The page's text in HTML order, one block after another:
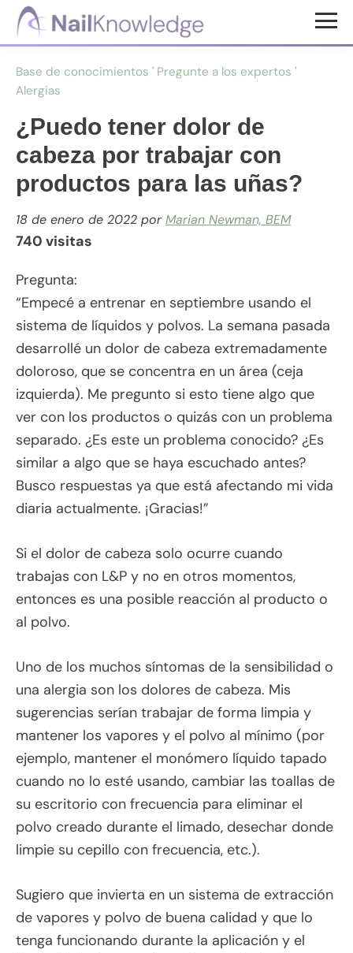
Saltar
principal
Saltar
página
Conocimientos
de
uñas
Base de conocimientos ' Pregunte a los expertos '
Alergias
¿Puedo tener dolor de
cabeza por trabajar con
productos para las uñas?
18 de enero de 2022 porMarian Newman, BEM
740 visitas
Pregunta:
“Empecé a entrenar en septiembre usando el
sistema de líquidos y polvos. La semana pasada
desarrollé un dolor de cabeza extremadamente
doloroso, que se concentra en un área (ceja
izquierda). Me pregunto si esto tiene algo que
ver con los productos o quizás con un problema
separado. ¿Es este un problema conocido? ¿Es
similar a algo que se haya escuchado antes?
Busco respuestas ya que está afectando mi vida
diaria actualmente. ¡Gracias!”
Si el dolor de cabeza solo ocurre cuando
trabajas con L&P y no en otros momentos,
entonces es una posible reacción al producto o
al polvo.
Uno de los muchos síntomas de la sensibilidad o
una alergia son los dolores de cabeza. Mis
sugerencias serían trabajar de forma limpia y
mantener los vapores y el polvo al mínimo (por
ejemplo, mantener el monómero líquido tapado
cuando no lo esté usando, cambiar las toallas de
su escritorio con frecuencia para eliminar el
polvo creado durante el limado, desechar donde
limpie su cepillo con frecuencia, etc.).
Sugiero que invierta en un sistema de extracción
de vapores y polvo de buena calidad y que lo
tenga funcionando durante la aplicación y el